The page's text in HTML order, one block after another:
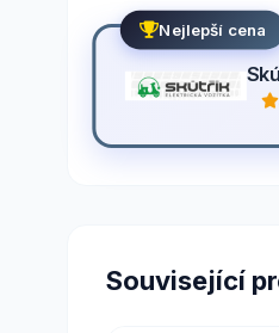
Nejlepší cena
Související